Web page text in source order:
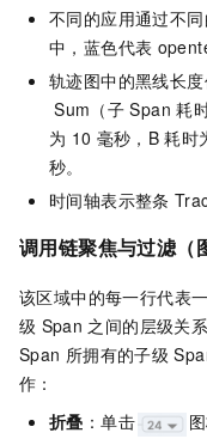
不同的应用通过不
中，蓝色代表
轨迹图中的黑线长
Sum（子 Span 耗
为 10 毫秒，B 耗时
秒。
时间轴表示整条
调用链聚焦与过滤（
该区域中的每一行代表
级 Span 之间的层级关
Span 所拥有的子级
作：
折叠 ：单击